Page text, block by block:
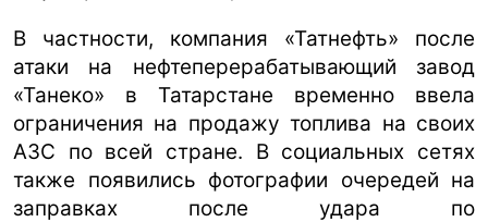
В частности, компания «Татнефть» после
атаки на нефтеперерабатывающий завод
«Танеко» в Татарстане временно ввела
ограничения на продажу топлива на своих
АЗС по всей стране. В социальных сетях
также появились фотографии очередей на
заправках после удара по